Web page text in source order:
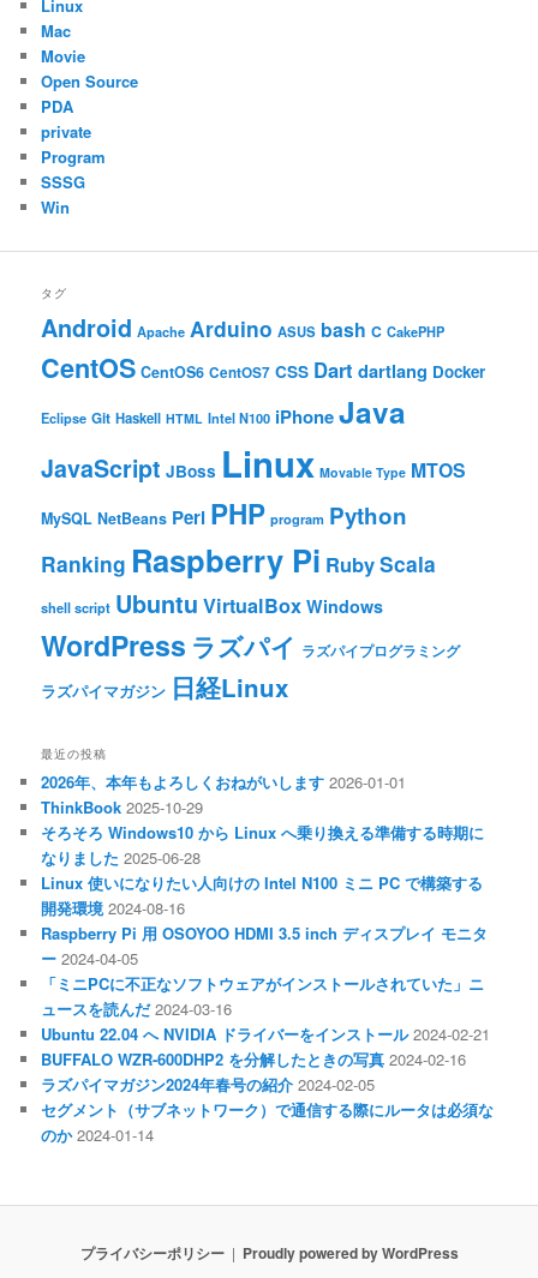
Linux
Mac
Movie
Open Source
PDA
private
Program
SSSG
Win
タグ
Android Apache Arduino ASUS bash C CakePHP
CentOS CentOS6 CentOS7 CSS Dart dartlang Docker
Eclipse Git Haskell HTML Intel N100 iPhoneJava
JavaScript JBoss Linux Movable Type MTOS
MySQL NetBeans Perl PHP program Python
Ranking Raspberry Pi RubyScala
shell script Ubuntu VirtualBox Windows
WordPress ラズパイ ラズパイプログラミング
ラズパイマガジン 日経Linux
最近の投稿
2026年、本年もよろしくおねがいします 2026-01-01
ThinkBook 2025-10-29
そろそろ Windows10 から Linux へ乗り換える準備する時期に
なりました 2025-06-28
Linux 使いになりたい人向けの Intel N100 ミニ PC で構築する
開発環境 2024-08-16
Raspberry Pi 用 OSOYOO HDMI 3.5 inch ディスプレイ モニタ
ー 2024-04-05
「ミニPCに不正なソフトウェアがインストールされていた」ニ
ュースを読んだ 2024-03-16
Ubuntu 22.04 へ NVIDIA ドライバーをインストール 2024-02-21
BUFFALO WZR-600DHP2 を分解したときの写真 2024-02-16
ラズパイマガジン2024年春号の紹介 2024-02-05
セグメント（サブネットワーク）で通信する際にルータは必須な
のか 2024-01-14
プライバシーポリシー Proudly powered by WordPress